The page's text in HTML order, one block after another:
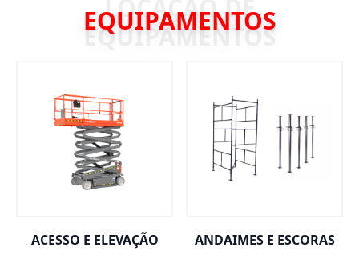
EQUIPAMENTOS
ACESSO E ELEVAÇÃO ANDAIMES E ESCORAS